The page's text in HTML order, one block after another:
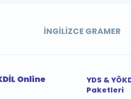
İNGILIZCE GRAMER
Online
YDS &
Paketleri